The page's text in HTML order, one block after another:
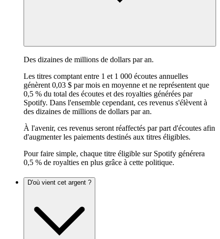
Des dizaines de millions de dollars par an.
Les titres comptant entre 1 et 1 000 écoutes annuelles
génèrent 0,03 $ par mois en moyenne et ne représentent que
0,5 % du total des écoutes et des royalties générées par
Spotify. Dans l'ensemble cependant, ces revenus s'élèvent à
des dizaines de millions de dollars par an.
À l'avenir, ces revenus seront réaffectés par part d'écoutes afin
d'augmenter les paiements destinés aux titres éligibles.
Pour faire simple, chaque titre éligible sur Spotify générera
0,5 % de royalties en plus grâce à cette politique.
D'où vient cet argent ?